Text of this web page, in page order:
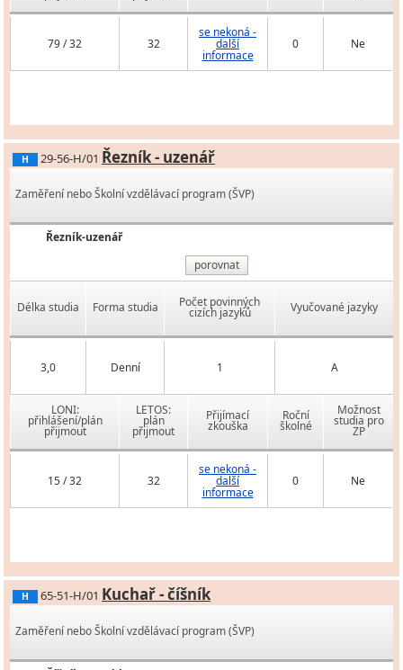
79 / 32 32
se nekoná -
další
informace
0 Ne
H 29-56-H/01 Řezník - uzenář
Zaměření nebo Školní vzdělávací program (ŠVP)
Řezník-uzenář
porovnat
Délka studia Forma studia Počet povinných
cizích jazyků Vyučované jazyky
3,0 Denní 1 A
LONI:
přihlášení/plán
přijmout
LETOS:
plán
přijmout
Přijímací
zkouška
Roční
školné
Možnost
studia pro
ZP
15 / 32 32
se nekoná -
další
informace
0 Ne
H 65-51-H/01 Kuchař - číšník
Zaměření nebo Školní vzdělávací program (ŠVP)